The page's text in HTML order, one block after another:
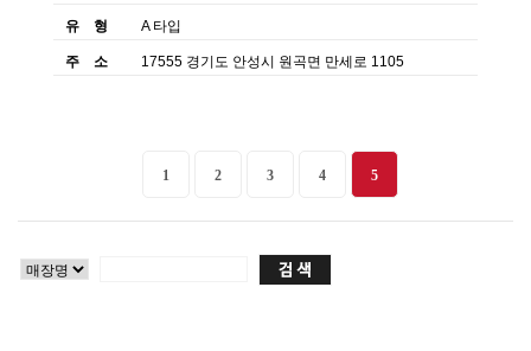
유 형 A 타입
주 소 17555 경기도 안성시 원곡면 만세로 1105
1 2 3 4 5